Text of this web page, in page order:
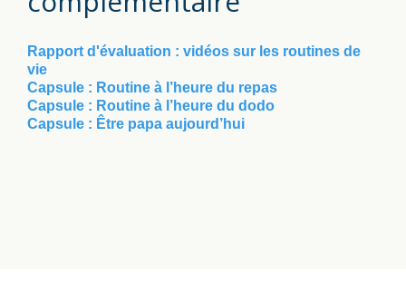
Rapport d'évaluation : vidéos sur les routines de
vie
Capsule : Routine à l’heure du repas
Capsule : Routine à l’heure du dodo
Capsule : Être papa aujourd’hui